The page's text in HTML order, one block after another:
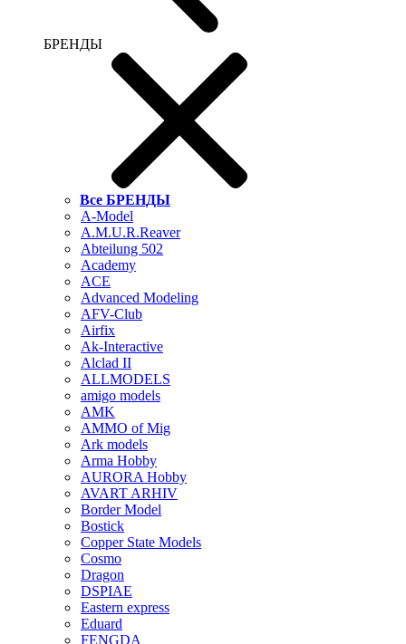
БРЕНДЫ
Все БРЕНДЫ
A-Model
A.M.U.R.Reaver
Abteilung 502
Academy
ACE
Advanced Modeling
AFV-Club
Airfix
Ak-Interactive
Alclad II
ALLMODELS
amigo models
AMK
AMMO of Mig
Ark models
Arma Hobby
AURORA Hobby
AVART ARHIV
Border Model
Bostick
Copper State Models
Cosmo
Dragon
DSPIAE
Eastern express
Eduard
FENGDA